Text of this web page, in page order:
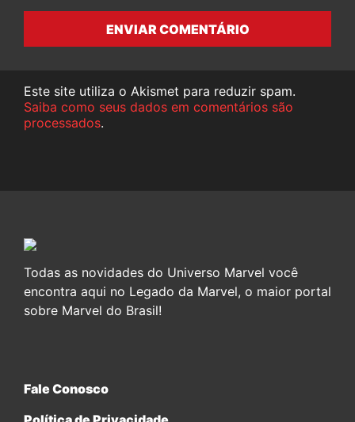
ENVIAR COMENTÁRIO
Este site utiliza o Akismet para reduzir spam.
Saiba como seus dados em comentários são
processados.
Todas as novidades do Universo Marvel você
encontra aqui no Legado da Marvel, o maior portal
sobre Marvel do Brasil!
Fale Conosco